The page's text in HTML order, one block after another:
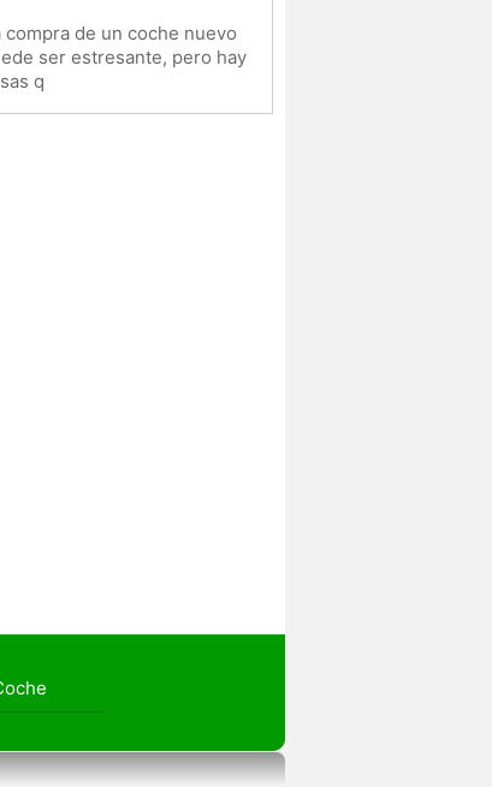
compra de un coche nuevo
ser estresante, pero hay
q